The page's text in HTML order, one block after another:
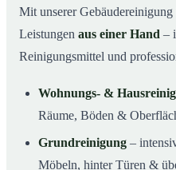
Mit unserer
Leistungen aus einer Hand –
Reinigungsmittel und
Wohnungs- &
Räume, Böden &
Grundreinigung –
Möbeln, hinter Türen &